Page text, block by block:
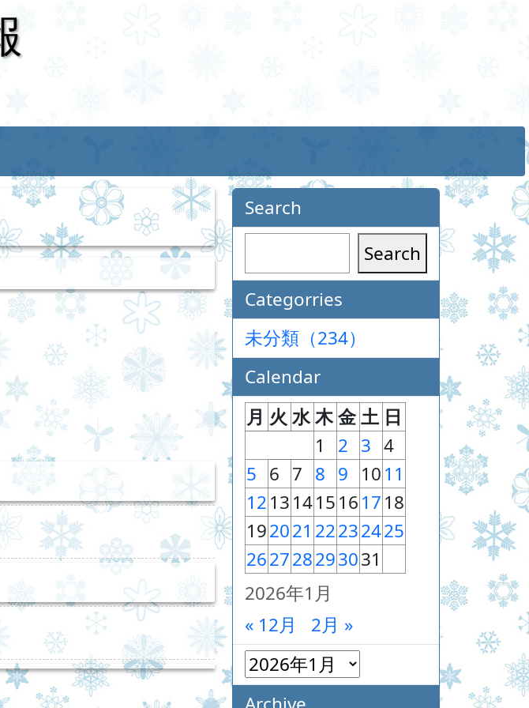
Search
Search
Categorries
未分類（234）
Calendar
2026年1月
月 火 水木金 土 日
1
2 3 4
5 6 7 8 9 1011
12131415161718
192021 22232425
262728293031
« 12月 2月 »